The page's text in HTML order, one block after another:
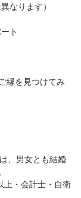
なります）
ト
縁を見つけてみ
、男女とも結婚
上・会計士・自衛